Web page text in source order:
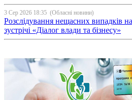
3 Сер 2026 18:35 (Обласні новини)
Розслідування нещасних випадків
зустрічі «Діалог влади та бізнесу»